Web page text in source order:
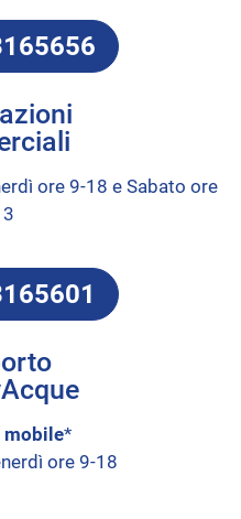
ore 9-18 e Sabato ore
mobile*
ore 9-18